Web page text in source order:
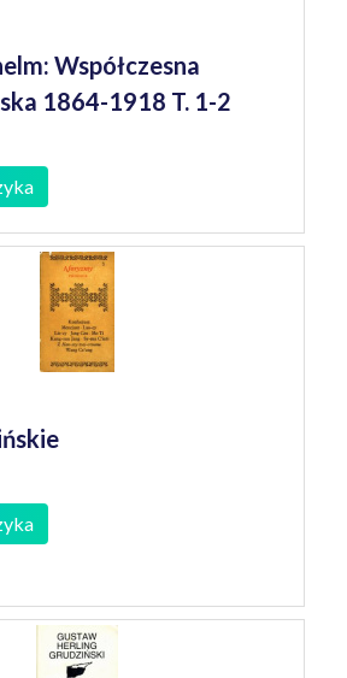
Współczesna
1864-1918 T. 1-2